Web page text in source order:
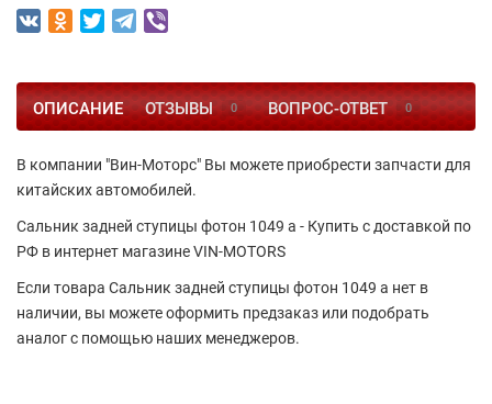
ОПИСАНИЕ ОТЗЫВЫ 0 ВОПРОС-ОТВЕТ 0
В компании "Вин-Моторс" Вы можете приобрести запчасти для
китайских автомобилей.
Сальник задней ступицы фотон 1049 а - Купить с доставкой по
РФ в интернет магазине VIN-MOTORS
Если товара Сальник задней ступицы фотон 1049 а нет в
наличии, вы можете оформить предзаказ или подобрать
аналог с помощью наших менеджеров.